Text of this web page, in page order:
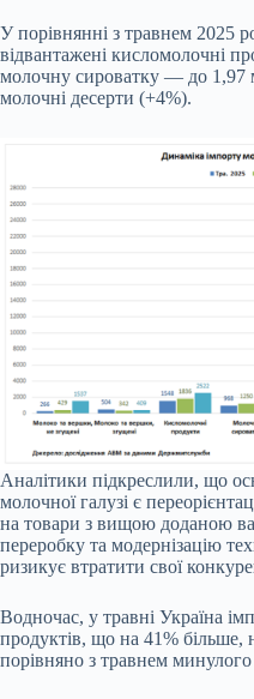
У порівнянні з травнем 2025
відвантажені кисломолочні
молочну сироватку — до 1,97
молочні десерти (+4%).
Аналітики підкреслили, що
молочної галузі є
на товари з вищою доданою
переробку та модернізацію
ризикує втратити свої
Водночас, у травні Україна
продуктів, що на 41% більше,
порівняно з травнем минулого